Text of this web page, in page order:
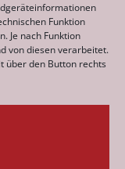
Funktion
Je nach Funktion
von diesen verarbeitet.
über den Button rechts
Richtlinie (EU)